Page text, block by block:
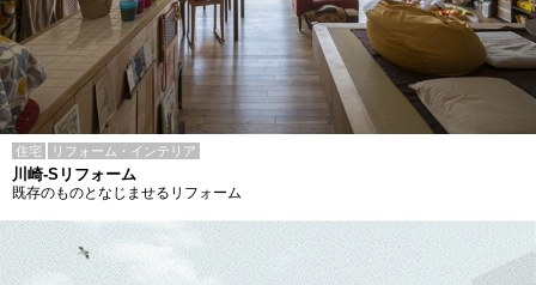
住宅 リフォーム・インテリア
川崎-Sリフォーム
既存のものとなじませるリフォーム